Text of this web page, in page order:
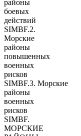
районы
боевых
действий
SIMBF.2.
Морские
районы
повышенных
военных
рисков
SIMBF.3. Морские
районы
военных
рисков
SIMBF.
МОРСКИЕ